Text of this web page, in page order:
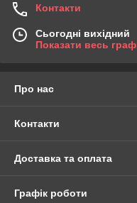
Контакти
Сьогодні вихідний
Показати весь
Про нас
Контакти
Доставка та оплата
Графік роботи